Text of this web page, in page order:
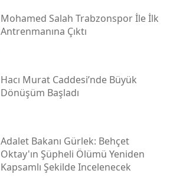
Mohamed Salah Trabzonspor İle İlk
Antrenmanına Çıktı
Hacı Murat Caddesi’nde Büyük
Dönüşüm Başladı
Adalet Bakanı Gürlek: Behçet
Oktay'ın Şüpheli Ölümü Yeniden
Kapsamlı Şekilde Incelenecek